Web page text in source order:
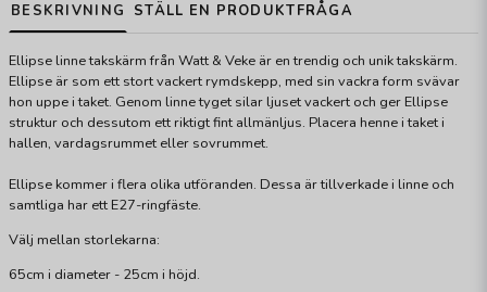
BESKRIVNING STÄLL EN PRODUKTFRÅGA
Ellipse linne takskärm från Watt & Veke är en trendig och unik takskärm.
Ellipse är som ett stort vackert rymdskepp, med sin vackra form svävar
hon uppe i taket. Genom linne tyget silar ljuset vackert och ger Ellipse
struktur och dessutom ett riktigt fint allmänljus. Placera henne i taket i
hallen, vardagsrummet eller sovrummet.
Ellipse kommer i flera olika utföranden. Dessa är tillverkade i linne och
samtliga har ett E27-ringfäste.
Välj mellan storlekarna:
65cm i diameter - 25cm i höjd.